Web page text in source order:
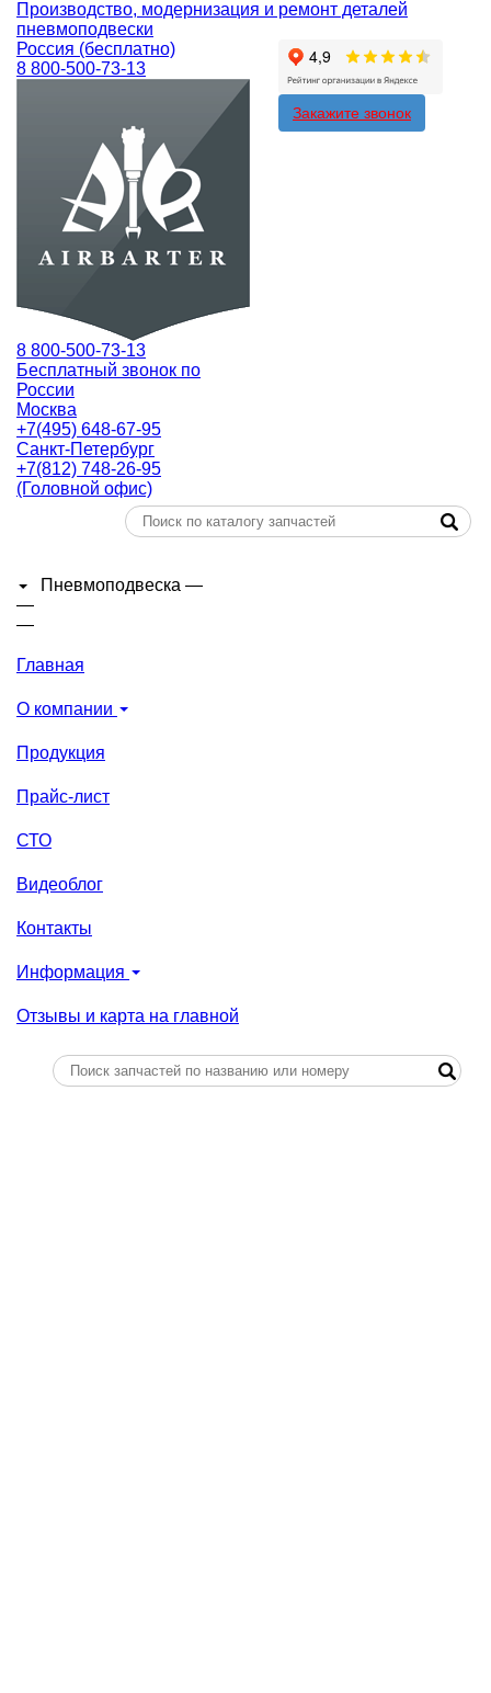
Производство, модернизация и ремонт деталей
пневмоподвески
Россия (бесплатно)
8 800-500-73-13
8 800-500-73-13
Бесплатный звонок по
России
Москва
+7(495) 648-67-95
Санкт-Петербург
+7(812) 748-26-95
(Головной офис)
Закажите звонок
Пневмоподвеска —
—
—
Главная
О компании
Продукция
Прайс-лист
СТО
Видеоблог
Контакты
Информация
Отзывы и карта на главной